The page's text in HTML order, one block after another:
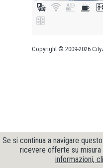
Copyright © 2009-2026
Se si continua a navigare
ricevere offerte su
informazioni,